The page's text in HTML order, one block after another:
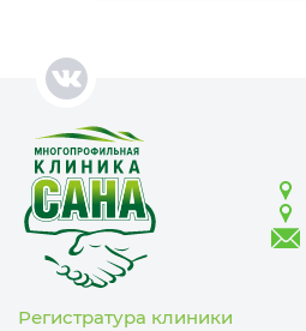
Регистратура клиники